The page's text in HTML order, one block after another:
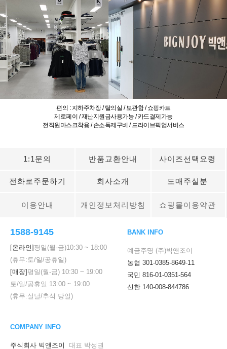
편의 : 지하주차장 / 탈의실 / 보관함 / 쇼핑카트
제로페이 / 재난지원금사용가능 / 카드결제가능
전직원마스크착용 / 손소독제구비 / 드라이브픽업서비스
1:1문의 반품교환안내 사이즈선택요령
전화로주문하기 회사소개 도매주실분
이용안내 개인정보처리방침 쇼핑몰이용약관
1588-9145
[온라인]평일(월-금)10:30 ~ 18:00
(휴무:토/일/공휴일)
[매장]평일(월-금) 10:30 ~ 19:00
토/일/공휴일 13:00 ~ 19:00
(휴무:설날/추석 당일)
BANK INFO
예금주명 (주)빅앤조이
농협 301-0385-8649-11
국민 816-01-0351-564
신한 140-008-844786
COMPANY INFO
주식회사 빅앤조이 대표 박성권